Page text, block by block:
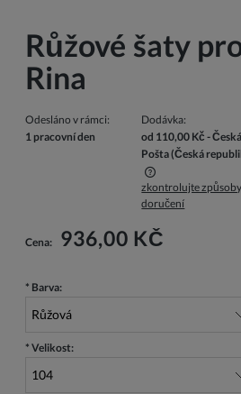
Růžové šaty
Rina
Odesláno v rámci:
1 pracovní den
Dodávka:
od 110,00 Kč - Česká
Pošta(Česká
Cena nezahrnuje případné náklady na
zkontrolujte způsoby
doručení
Cena: 936,00 KČ
* Barva:
* Velikost: